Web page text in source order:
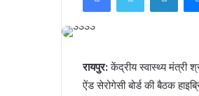
रायपुर:केंद्रीय स्वास्थ्य
ऐंड सेरोगेसी बोर्ड की बैठक